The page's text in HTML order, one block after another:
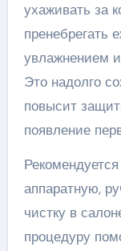
ухаживать за
пренебрегать
увлажнением
Это надолго
повысит
появление
аппаратную,
чистку в
процедуру